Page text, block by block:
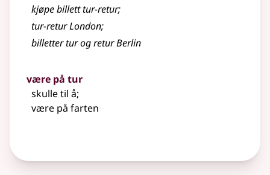
kjøpe billett tur-retur;
tur-retur London;
billetter tur og retur Berlin
være på tur
skulle til å;
være på farten